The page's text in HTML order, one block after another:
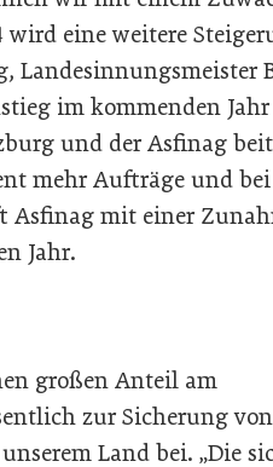
eine weitere
Landesinnungsmeister
im kommenden
und der Asfinag
mehr Aufträge und
mit einer
Jahr.
großen Anteil am
zur Sicherung von
Land bei. „Die